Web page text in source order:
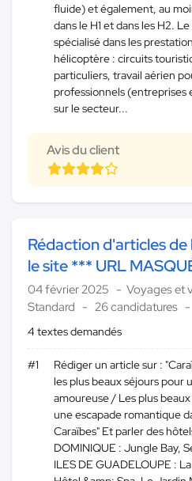
fluide) et également, au
dans le H1 et dans les H2.
spécialisé dans les
hélicoptère : circuits
particuliers, travail aérien
professionnels (entreprises
sur le secteur...
Avis du client
Rédaction d'articles
le site *** URL
04 février 2025 Voyages et
Standard
26 candidatures
4 textes demandés
#1
Rédiger un article sur :
les plus beaux séjours pour
amoureuse / Les plus
une escapade romantique
Caraïbes" Et parler des
DOMINIQUE : Jungle Bay,
ILES DE GUADELOUPE :